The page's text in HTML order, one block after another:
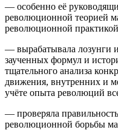
— особенно её
революционной теорией
революционной
— вырабатывала лозунги
заученных формул и
тщательного анализа
движения, внутренних и
учёте опыта революций
— проверяла
революционной борьбы